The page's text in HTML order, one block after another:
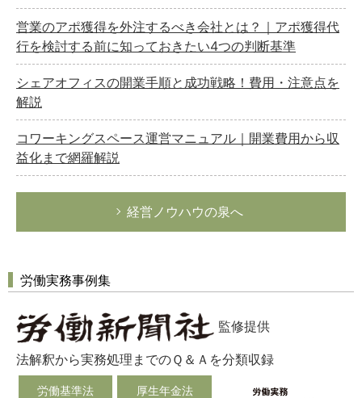
営業のアポ獲得を外注するべき会社とは？｜アポ獲得代
行を検討する前に知っておきたい4つの判断基準
シェアオフィスの開業手順と成功戦略！費用・注意点を
解説
コワーキングスペース運営マニュアル｜開業費用から収
益化まで網羅解説
経営ノウハウの泉へ
労働実務事例集
監修提供
法解釈から実務処理までのＱ＆Ａを分類収録
労働基準法 厚生年金法